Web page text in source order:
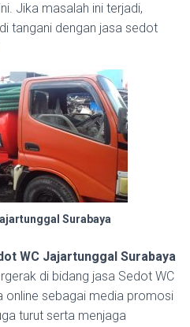
Jika masalah ini terjadi,
tangani dengan jasa sedot
Surabaya
WC Jajartunggal Surabaya
di bidang jasa Sedot WC
online sebagai media promosi
turut serta menjaga